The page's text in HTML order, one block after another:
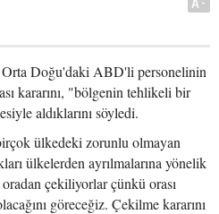
Doğu'daki ABD'li personelinin
kararını, "bölgenin tehlikeli bir
aldıklarını söyledi.
ülkedeki zorunlu olmayan
ülkelerden ayrılmalarına yönelik
çekiliyorlar çünkü orası
göreceğiz. Çekilme kararını